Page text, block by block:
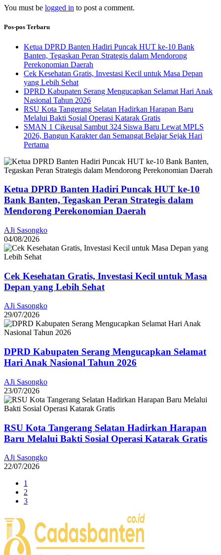
You must be logged in to post a comment.
Pos-pos Terbaru
Ketua DPRD Banten Hadiri Puncak HUT ke-10 Bank
Banten, Tegaskan Peran Strategis dalam Mendorong
Perekonomian Daerah
Cek Kesehatan Gratis, Investasi Kecil untuk Masa Depan
yang Lebih Sehat
DPRD Kabupaten Serang Mengucapkan Selamat Hari Anak
Nasional Tahun 2026
RSU Kota Tangerang Selatan Hadirkan Harapan Baru
Melalui Bakti Sosial Operasi Katarak Gratis
SMAN 1 Cikeusal Sambut 324 Siswa Baru Lewat MPLS
2026, Bangun Karakter dan Semangat Belajar Sejak Hari
Pertama
Ketua DPRD Banten Hadiri Puncak HUT ke-10
Bank Banten, Tegaskan Peran Strategis dalam
Mendorong Perekonomian Daerah
AJi Sasongko
04/08/2026
Cek Kesehatan Gratis, Investasi Kecil untuk Masa
Depan yang Lebih Sehat
AJi Sasongko
29/07/2026
DPRD Kabupaten Serang Mengucapkan Selamat
Hari Anak Nasional Tahun 2026
AJi Sasongko
23/07/2026
RSU Kota Tangerang Selatan Hadirkan Harapan
Baru Melalui Bakti Sosial Operasi Katarak Gratis
AJi Sasongko
22/07/2026
1
2
3